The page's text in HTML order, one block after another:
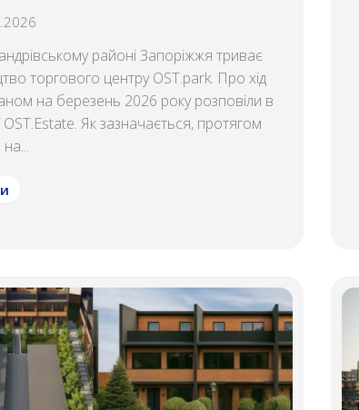
районі Запоріжжя триває
торгового центру OST.park. Про хід
на березень 2026 року розповіли в
OST.Estate. Як зазначається, протягом